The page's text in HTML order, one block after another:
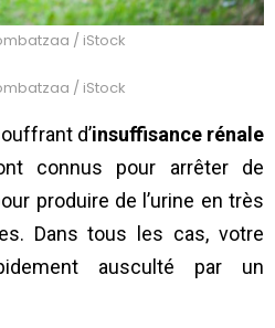
/ iStock
/ iStock
d’insuffisance rénale
connus pour arrêter de
produire de l’urine en très
Dans tous les cas, votre
ausculté par un